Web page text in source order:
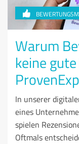
Warum
keine
In unserer
eines
spielen
Oftmals